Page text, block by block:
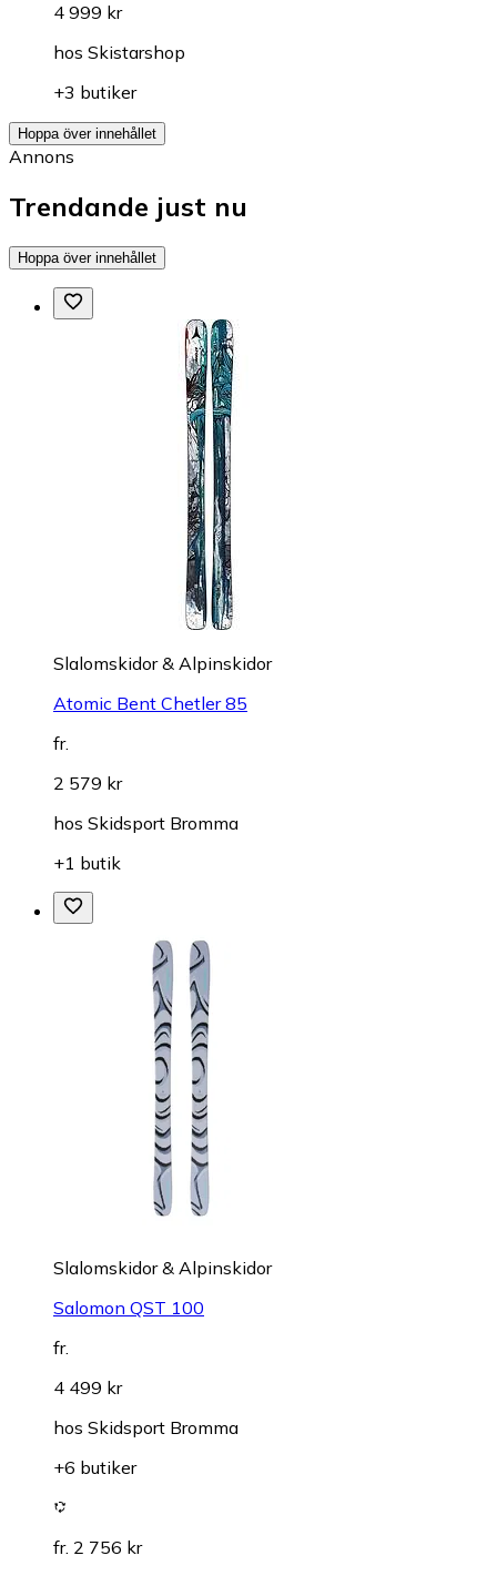
4 999 kr
hos Skistarshop
+3 butiker
Hoppa över innehållet
Annons
Trendande just nu
Hoppa över innehållet
Slalomskidor & Alpinskidor
Atomic Bent Chetler 85
fr.
2 579 kr
hos Skidsport Bromma
+1 butik
Slalomskidor & Alpinskidor
Salomon QST 100
fr.
4 499 kr
hos Skidsport Bromma
+6 butiker
fr. 2 756 kr